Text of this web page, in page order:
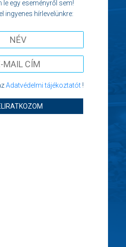
le egy eseményről sem!
ingyenes hírlevelünkre:
Adatvédelmi tájékoztatót!